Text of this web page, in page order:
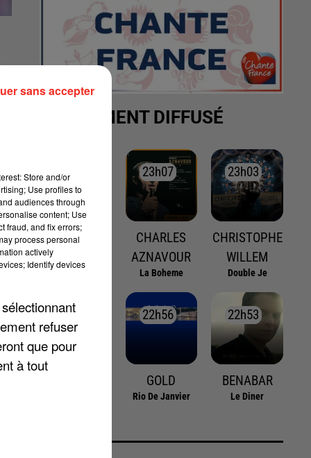
RÉCEMMENT DIFFUSÉ
23h15
23h15
MYLENE
Sans Contrefacon
23h07
23h07
CHARLES
AZNAVOUR
La Boheme
23h03
23h03
CHRISTOPHE
WILLEM
Double Je
23h00
23h00 22h56
22h56
GOLD
Rio De Janvier
22h53
22h53
BENABAR
Le Diner
Store and/or
Use profiles to
audiences through
content; Use
fraud, and fix errors;
process personal
actively
Identify devices
refuser
que pour
à tout
sans accepter